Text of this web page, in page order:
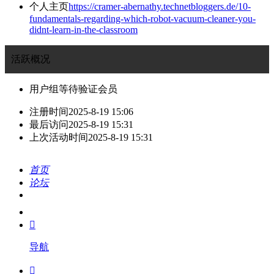
个人主页https://cramer-abernathy.technetbloggers.de/10-
fundamentals-regarding-which-robot-vacuum-cleaner-you-
didnt-learn-in-the-classroom
活跃概况
用户组等待验证会员
注册时间2025-8-19 15:06
最后访问2025-8-19 15:31
上次活动时间2025-8-19 15:31
首页
论坛
我的

导航
